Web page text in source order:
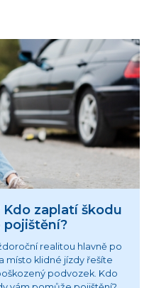
zaplatí škodu
pojištění?
realitou hlavně po
místo klidné jízdy řešíte
podvozek. Kdo